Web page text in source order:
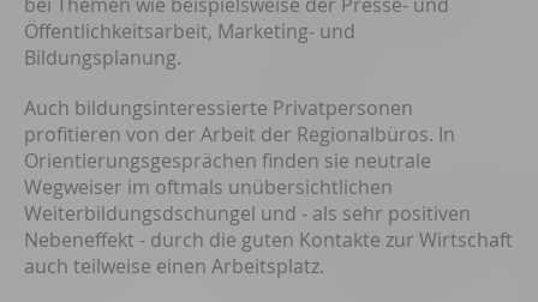
Öffentlichkeitsarbeit, Marketing- und
Bildungsplanung.
Auch bildungsinteressierte Privatpersonen
profitieren von der Arbeit der Regionalbüros. In
Orientierungsgesprächen finden sie neutrale
Wegweiser im oftmals unübersichtlichen
Weiterbildungsdschungel und - als sehr positiven
Nebeneffekt - durch die guten Kontakte zur Wirtschaft
auch teilweise einen Arbeitsplatz.